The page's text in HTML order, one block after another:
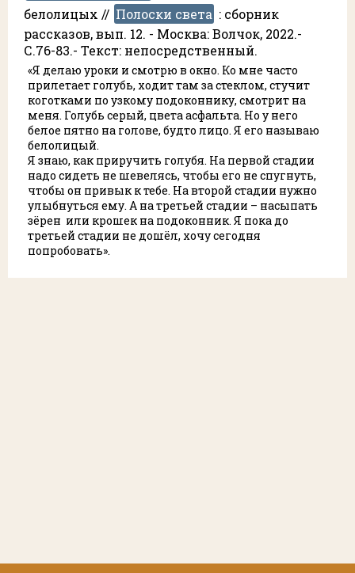
белолицых // Полоски света : сборник
рассказов, вып. 12. - Москва: Волчок, 2022.-
С.76-83.- Текст: непосредственный.
«Я делаю уроки и смотрю в окно. Ко мне часто
прилетает голубь, ходит там за стеклом, стучит
коготками по узкому подоконнику, смотрит на
меня. Голубь серый, цвета асфальта. Но у него
белое пятно на голове, будто лицо. Я его называю
белолицый.
Я знаю, как приручить голубя. На первой стадии
надо сидеть не шевелясь, чтобы его не спугнуть,
чтобы он привык к тебе. На второй стадии нужно
улыбнуться ему. А на третьей стадии – насыпать
зёрен или крошек на подоконник. Я пока до
третьей стадии не дошёл, хочу сегодня
попробовать».